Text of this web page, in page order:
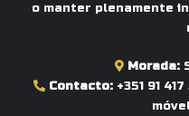
o manter plenamente
Morada:
Contacto: +351 91